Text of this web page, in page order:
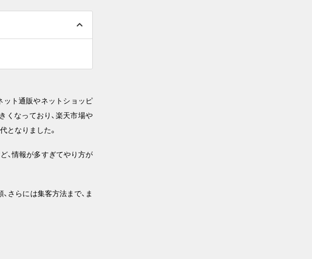
ット通販やネットショッピ
くなっており、楽天市場や
となりました。
、情報が多すぎてやり方が
さらには集客方法まで、ま